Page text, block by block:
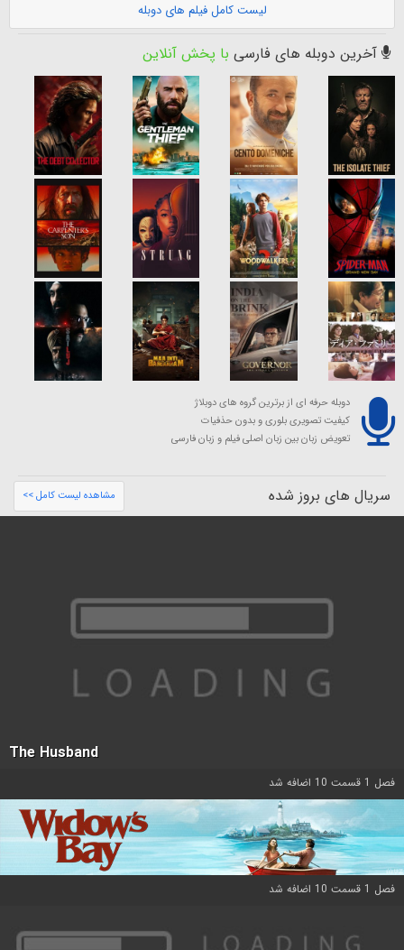
لیست کامل فیلم های دوبله
آخرین دوبله های فارسی با پخش آنلاین
دوبله حرفه ای از برترین گروه های دوبلاژ
کیفیت تصویری بلوری و بدون حذفیات
تعویض زبان بین زبان اصلی فیلم و زبان فارسی
سریال های بروز شده مشاهده لیست کامل >>
The Husband
فصل 1 قسمت 10 اضافه شد
فصل 1 قسمت 10 اضافه شد